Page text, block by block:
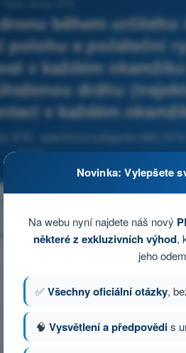
během určitého
polohu a počáteční
v každém
dráhu
v každém
STS - specifická kategorie UAS
Novinka: Vylepšete
Na webu nyní najdete náš nový
některé z exkluzivních výhod,
jeho
✅Všechny oficiální otázky,
🧠 Vysvětlení a předpovědis